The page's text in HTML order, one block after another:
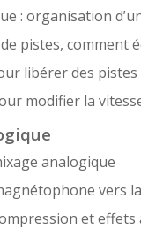
: organisation
pistes, comment
libérer des pistes
modifier la
analogique
vers
et effets